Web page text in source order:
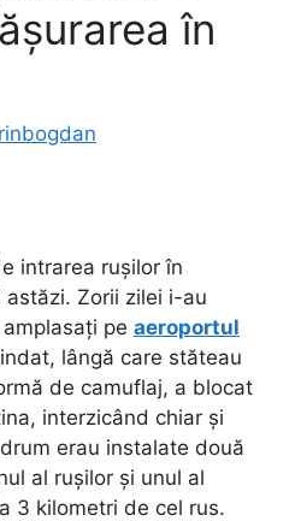
în
intrarea rușilor în
astăzi. Zorii zilei i-au
amplasați pe aeroportul
lângă care stăteau
de camuflaj, a blocat
interzicând chiar și
erau instalate două
al rușilor și unul al
3 kilometri de cel rus.